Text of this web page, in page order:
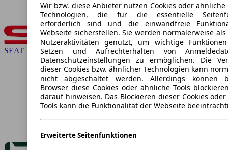
SEAT
Wir bzw. diese Anbieter nutzen Cookies oder ähnliche
Technologien, die für die essentielle
erforderlich sind und die einwandfreie
Webseite sicherstellen. Sie werden normalerweise als
Nutzeraktivitäten genutzt, um wichtige
Setzen und Aufrechterhalten von
Datenschutzeinstellungen zu ermöglichen. Die
dieser Cookies bzw. ähnlicher Technologien kann
nicht abgeschaltet werden. Allerdings können
Browser diese Cookies oder ähnliche Tools
darauf hinweisen. Das Blockieren dieser Cookies
Tools kann die Funktionalität der Webseite
Erweiterte Seitenfunktionen